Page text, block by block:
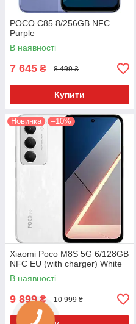
POCO C85 8/256GB NFC
Purple
В наявності
7 645 ₴ 8 499 ₴
Купити
Новинка –10%
Xiaomi Poco M8S 5G 6/128GB
NFC EU (with charger) White
В наявності
9 899₴ 10 999 ₴